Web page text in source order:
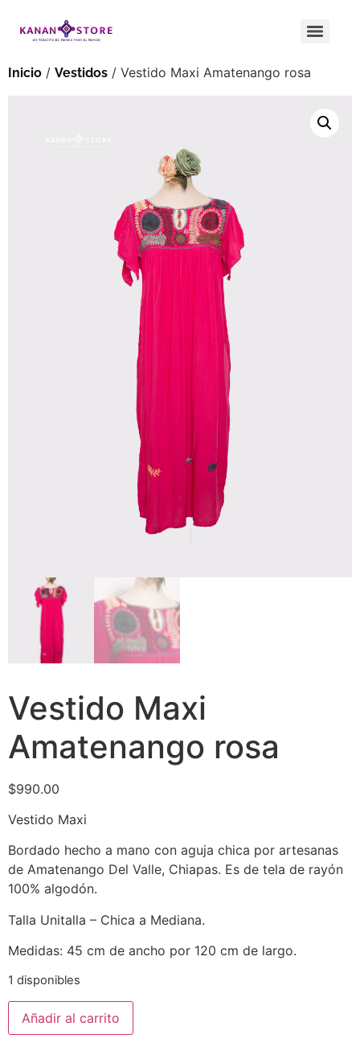
Inicio / Vestidos / Vestido Maxi Amatenango rosa
Vestido Maxi
Amatenango rosa
$990.00
Vestido Maxi
Bordado hecho a mano con aguja chica por artesanas
de Amatenango Del Valle, Chiapas. Es de tela de rayón
100% algodón.
Talla Unitalla – Chica a Mediana.
Medidas: 45 cm de ancho por 120 cm de largo.
1 disponibles
Añadir al carrito